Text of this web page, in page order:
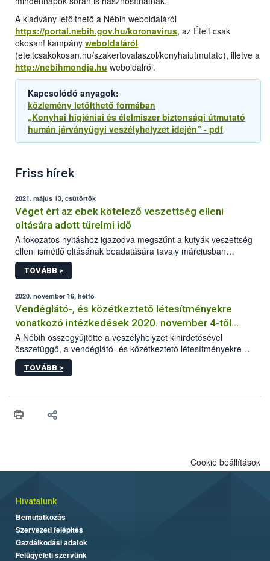
A kiadvány letölthető a Nébih weboldaláról
https://portal.nebih.gov.hu/koronavirus, az Ételt csak
okosan! kampány weboldaláról
(eteltcsakokosan.hu/szakertovalaszol/konyhaiutmutato), illetve a
http://nebihmondja.hu weboldalról.
Kapcsolódó anyagok:
közlemény letölthető formában
„Konyhai higiéniai és élelmiszer biztonsági útmutató
humán járványügyi veszélyhelyzet idején” - pdf
Friss hírek
2021. május 13, csütörtök
Véget ért az ebek kötelező veszettség elleni
oltására adott türelmi idő
A fokozatos nyitáshoz igazodva megszűnt a kutyák veszettség
elleni ismétlő oltásának beadatására tavaly márciusban
elrendelt türelmi idő. A hatóság kéri az érintett kutyatartókat,
hogy lehetőség szerint mielőbb pótolják állatuknál az
TOVÁBB >
2020. november 16, hétfő
Vendéglátó-, és közétkeztető létesítményekre
vonatkozó intézkedések 2020. november 4-től
visszavonásig
A Nébih összegyűjtötte a veszélyhelyzet kihirdetésével
összefüggő, a vendéglátó- és közétkeztető létesítményekre
vonatkozó legfontosabb és aktuális információkat.
TOVÁBB >
Cookie beállítások
Hivatalunk
Bemutatkozás
Szervezeti felépítés
Gazdálkodási adatok
Felügyeleti szervünk